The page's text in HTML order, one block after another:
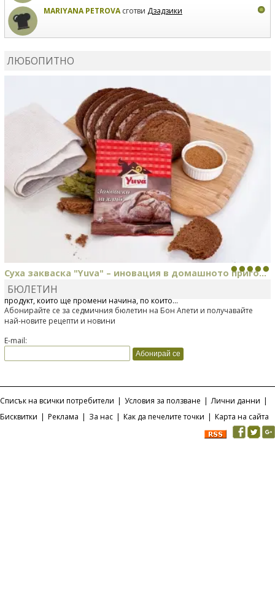
MARIYANA PETROVAсготви Дзадзики
ЛЮБОПИТНО
Суха закваска "Yuva" – иновация в домашното приго...
Отскоро Лесафр България стартира предлагането на изцяло нов
продукт, който ще промени начина, по който...
БЮЛЕТИН
Абонирайте се за седмичния бюлетин на Бон Апети и получавайте
най-новите рецепти и новини
E-mail:
Списък на всички потребители | Условия за ползване | Лични данни |
Бисквитки | Реклама | За нас | Как да печелите точки | Карта на сайта